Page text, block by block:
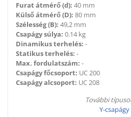
Furat átmérő (d): 40 mm
Külső átmérő (D): 80 mm
Szélesség (B): 49,2 mm
Csapágy súlya: 0.14 kg
Dinamikus terhelés: -
Statikus terhelés: -
Max. fordulatszám: -
Csapágy főcsoport: UC 200
Csapágy alcsoport: UC 208
További
Y-csapágy